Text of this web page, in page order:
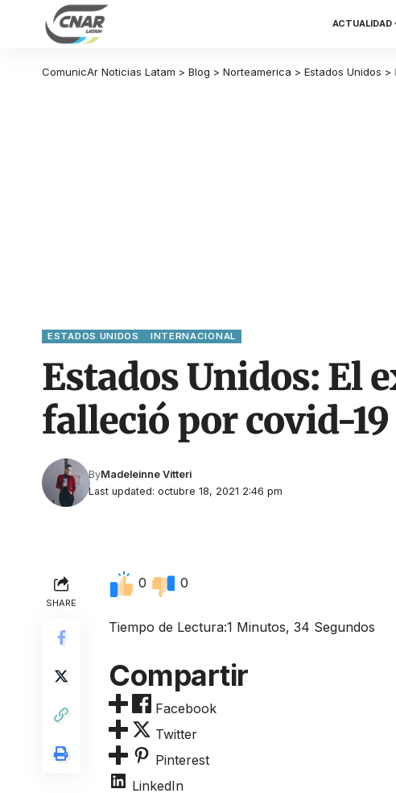
ACTUALIDAD
ComunicAr Noticias Latam > Blog > Norteamerica > Estados Unidos >
ESTADOS UNIDOS INTERNACIONAL
Estados Unidos: El
falleció por covid-19
Last updated: octubre 18, 2021 2:46 pm
ByMadeleinne Vitteri
SHARE
0 0
Tiempo de Lectura:1 Minutos, 34 Segundos
Compartir
Facebook
Twitter
Pinterest
LinkedIn